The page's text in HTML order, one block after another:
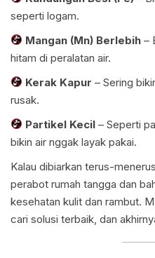
seperti logam.
Mangan (Mn) Berlebih –
hitam di peralatan air.
Kerak Kapur – Sering
rusak.
Partikel Kecil – Seperti
bikin air nggak layak pakai.
Kalau dibiarkan terus-
perabot rumah tangga dan
kesehatan kulit dan rambut.
cari solusi terbaik, dan